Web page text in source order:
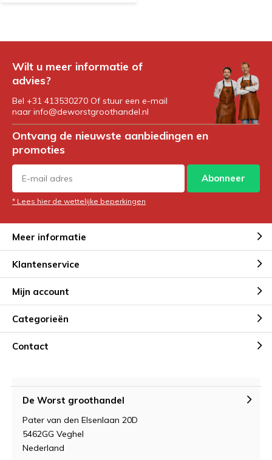
Wilt u meer informatie of
advies?
Bel +31 413530270 Of stuur een e-mail
naar info@deworstgroothandel.nl
Ontvang de nieuwste aanbiedingen en
promoties
Abonneer
* Lees hier de wettelijke beperkingen
Meer informatie
Klantenservice
Mijn account
Categorieën
Contact
De Worst groothandel
Pater van den Elsenlaan 20D
5462GG Veghel
Nederland